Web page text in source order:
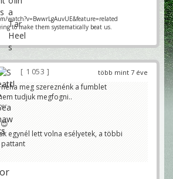
watch?v=BwwrLgAuvUE&feature=related
to make them systematically beat us.
több mint 7 éve
1 053
meg szereznénk a fumblet
tudjuk megfogni..
egynél lett volna esélyetek, a többi
pattant